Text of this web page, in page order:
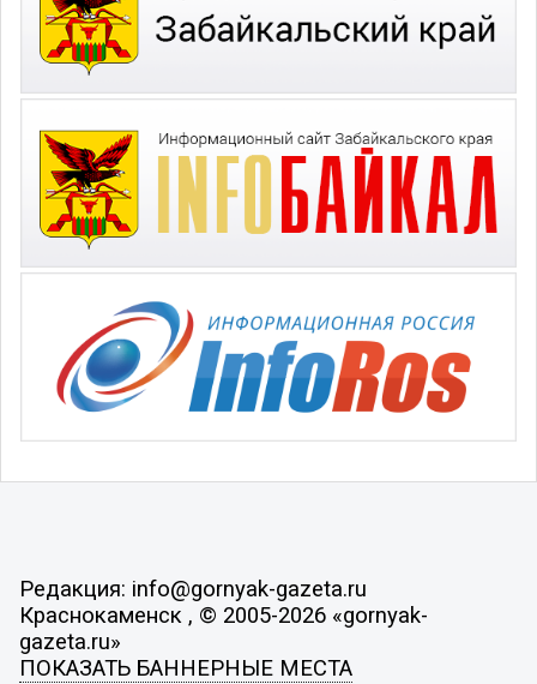
Редакция: info@gornyak-gazeta.ru
Краснокаменск , © 2005-2026 «gornyak-
gazeta.ru»
ПОКАЗАТЬ БАННЕРНЫЕ МЕСТА